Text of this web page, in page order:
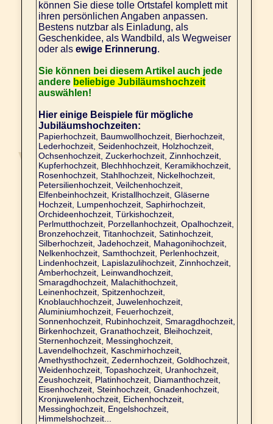
können Sie diese tolle Ortstafel komplett mit
ihren persönlichen Angaben anpassen.
Bestens nutzbar als Einladung, als
Geschenkidee, als Wandbild, als Wegweiser
oder als ewige Erinnerung.
Sie können bei diesem Artikel auch jede
andere beliebige Jubiläumshochzeit
auswählen!
Hier einige Beispiele für mögliche
Jubiläumshochzeiten:
Papierhochzeit, Baumwollhochzeit, Bierhochzeit,
Lederhochzeit, Seidenhochzeit, Holzhochzeit,
Ochsenhochzeit, Zuckerhochzeit, Zinnhochzeit,
Kupferhochzeit, Blechhhochzeit, Keramikhochzeit,
Rosenhochzeit, Stahlhochzeit, Nickelhochzeit,
Petersilienhochzeit, Veilchenhochzeit,
Elfenbeinhochzeit, Kristallhochzeit, Gläserne
Hochzeit, Lumpenhochzeit, Saphirhochzeit,
Orchideenhochzeit, Türkishochzeit,
Perlmutthochzeit, Porzellanhochzeit, Opalhochzeit,
Bronzehochzeit, Titanhochzeit, Satinhochzeit,
Silberhochzeit, Jadehochzeit, Mahagonihochzeit,
Nelkenhochzeit, Samthochzeit, Perlenhochzeit,
Lindenhochzeit, Lapislazulihochzeit, Zinnhochzeit,
Amberhochzeit, Leinwandhochzeit,
Smaragdhochzeit, Malachithochzeit,
Leinenhochzeit, Spitzenhochzeit,
Knoblauchhochzeit, Juwelenhochzeit,
Aluminiumhochzeit, Feuerhochzeit,
Sonnenhochzeit, Rubinhochzeit, Smaragdhochzeit,
Birkenhochzeit, Granathochzeit, Bleihochzeit,
Sternenhochzeit, Messinghochzeit,
Lavendelhochzeit, Kaschmirhochzeit,
Amethysthochzeit, Zedernhochzeit, Goldhochzeit,
Weidenhochzeit, Topashochzeit, Uranhochzeit,
Zeushochzeit, Platinhochzeit, Diamanthochzeit,
Eisenhochzeit, Steinhochzeit, Gnadenhochzeit,
Kronjuwelenhochzeit, Eichenhochzeit,
Messinghochzeit, Engelshochzeit,
Himmelshochzeit...